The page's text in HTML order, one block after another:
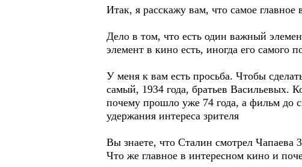
Итак, я расскажу вам, что самое
Дело в том, что есть один важный
элемент в кино есть, иногда его самого
У меня к вам есть просьба. Чтобы
самый, 1934 года, братьев Васильевых.
почему прошло уже 74 года, а фильм до
удержания интереса зрителя
Вы знаете, что Сталин смотрел Чапаева
Что же главное в интересном кино и